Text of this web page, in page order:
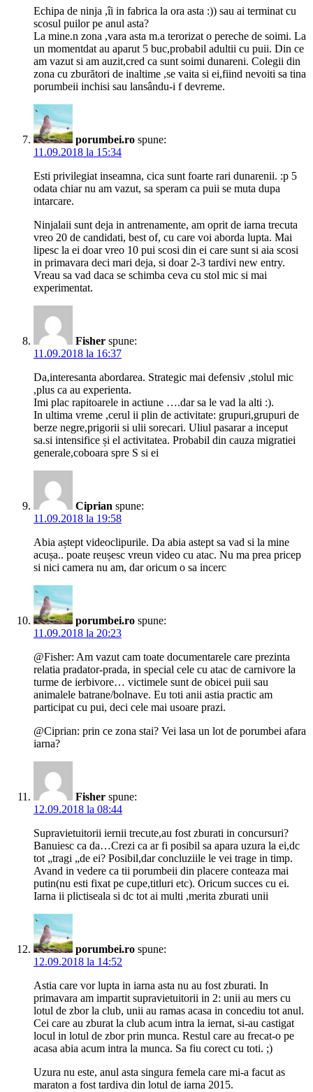
Echipa de ninja ,îi in fabrica la ora asta :)) sau ai terminat cu
scosul puilor pe anul asta?
La mine.n zona ,vara asta m.a terorizat o pereche de soimi. La
un momentdat au aparut 5 buc,probabil adultii cu puii. Din ce
am vazut si am auzit,cred ca sunt soimi dunareni. Colegii din
zona cu zburători de inaltime ,se vaita si ei,fiind nevoiti sa tina
porumbeii inchisi sau lansându-i f devreme.
porumbei.ro spune:
11.09.2018 la 15:34
Esti privilegiat inseamna, cica sunt foarte rari dunarenii. :p 5
odata chiar nu am vazut, sa speram ca puii se muta dupa
intarcare.
Ninjalaii sunt deja in antrenamente, am oprit de iarna trecuta
vreo 20 de candidati, best of, cu care voi aborda lupta. Mai
lipesc la ei doar vreo 10 pui scosi din ei care sunt si aia scosi
in primavara deci mari deja, si doar 2-3 tardivi new entry.
Vreau sa vad daca se schimba ceva cu stol mic si mai
experimentat.
Fisher spune:
11.09.2018 la 16:37
Da,interesanta abordarea. Strategic mai defensiv ,stolul mic
,plus ca au experienta.
Imi plac rapitoarele in actiune ….dar sa le vad la alti :).
In ultima vreme ,cerul ii plin de activitate: grupuri,grupuri de
berze negre,prigorii si ulii sorecari. Uliul pasarar a inceput
sa.si intensifice și el activitatea. Probabil din cauza migratiei
generale,coboara spre S si ei
Ciprian spune:
11.09.2018 la 19:58
Abia aștept videoclipurile. Da abia astept sa vad si la mine
acușa.. poate reușesc vreun video cu atac. Nu ma prea pricep
si nici camera nu am, dar oricum o sa incerc
porumbei.ro spune:
11.09.2018 la 20:23
@Fisher: Am vazut cam toate documentarele care prezinta
relatia pradator-prada, in special cele cu atac de carnivore la
turme de ierbivore… victimele sunt de obicei puii sau
animalele batrane/bolnave. Eu toti anii astia practic am
participat cu pui, deci cele mai usoare prazi.
@Ciprian: prin ce zona stai? Vei lasa un lot de porumbei afara
iarna?
Fisher spune:
12.09.2018 la 08:44
Supravietuitorii iernii trecute,au fost zburati in concursuri?
Banuiesc ca da…Crezi ca ar fi posibil sa apara uzura la ei,dc
tot „tragi „de ei? Posibil,dar concluziile le vei trage in timp.
Avand in vedere ca tii porumbeii din placere conteaza mai
putin(nu esti fixat pe cupe,titluri etc). Oricum succes cu ei.
Iarna ii plictiseala si dc tot ai multi ,merita zburati unii
porumbei.ro spune:
12.09.2018 la 14:52
Astia care vor lupta in iarna asta nu au fost zburati. In
primavara am impartit supravietuitorii in 2: unii au mers cu
lotul de zbor la club, unii au ramas acasa in concediu tot anul.
Cei care au zburat la club acum intra la iernat, si-au castigat
locul in lotul de zbor prin munca. Restul care au frecat-o pe
acasa abia acum intra la munca. Sa fiu corect cu toti. ;)
Uzura nu este, anul asta singura femela care mi-a facut as
maraton a fost tardiva din lotul de iarna 2015.